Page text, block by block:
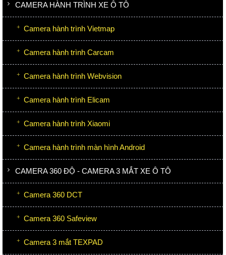
CAMERA HÀNH TRÌNH XE Ô TÔ
Camera hành trình Vietmap
Camera hành trình Carcam
Camera hành trình Webvision
Camera hành trình Elicam
Camera hành trình Xiaomi
Camera hành trình màn hình Android
CAMERA 360 ĐỘ - CAMERA 3 MẮT XE Ô TÔ
Camera 360 DCT
Camera 360 Safeview
Camera 3 mắt TEXPAD